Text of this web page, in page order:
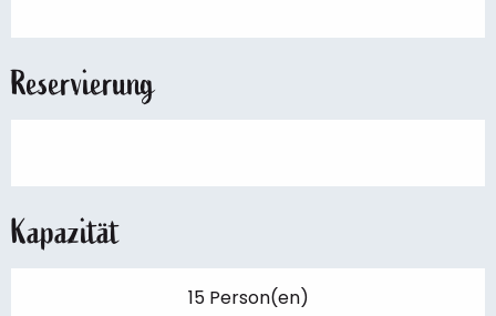
Reservierung
Kapazität
15 Person(en)